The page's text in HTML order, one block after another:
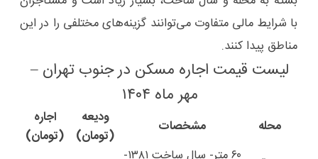
با شرایط مالی متفاوت می‌توانند گزینه‌های مختلفی را در این
مناطق پیدا کنند.
لیست قیمت اجاره مسکن در جنوب تهران –
مهر ماه ۱۴۰۴
محله مشخصات
ودیعه
(تومان)
اجاره
(تومان)